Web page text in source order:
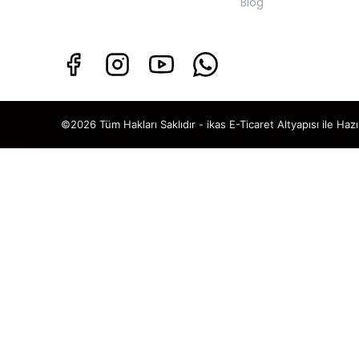
©2026 Tüm Hakları Saklıdır - ikas E-Ticaret Altyapısı ile